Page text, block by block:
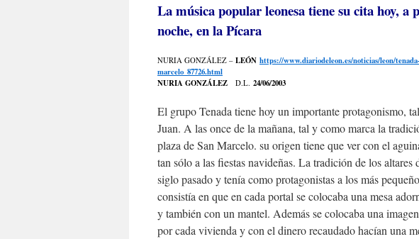
La música popular leonesa tiene su cita hoy, a
noche, en la Pícara
NURIA GONZÁLEZ – LEÓN https://www.diariodeleon.es/noticias/leon/
marcelo_87726.html
NURIA GONZÁLEZ D.L. 24/06/2003
El grupo Tenada tiene hoy un importante protagonismo,
Juan. A las once de la mañana, tal y como marca la
plaza de San Marcelo. su origen tiene que ver con el
tan sólo a las fiestas navideñas. La tradición de los altares
siglo pasado y tenía como protagonistas a los más
consistía en que en cada portal se colocaba una mesa
y también con un mantel. Además se colocaba una
por cada vivienda y con el dinero recaudado hacían una